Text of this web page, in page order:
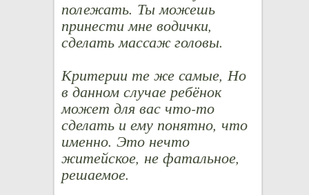
полежать. Ты можешь
принести мне водички,
сделать массаж головы.
Критерии те же самые, Но
в данном случае ребёнок
может для вас что-то
сделать и ему понятно, что
именно. Это нечто
житейское, не фатальное,
решаемое.